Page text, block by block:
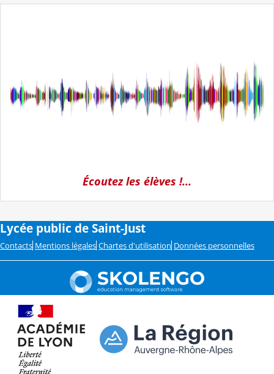
Écoutez les élèves !...
Lycée public de Saint-Just
Contacts Mentions légales Chartes d'utilisation Données personnelles